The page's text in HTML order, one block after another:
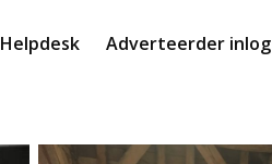
Helpdesk Adverteerder inlog